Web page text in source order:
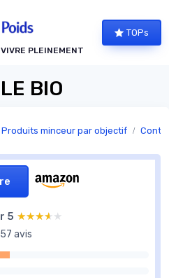
PLEINEMENT
TOPs
BIO
Produits minceur par objectif
5 ★★★★★
★★★★★
avis